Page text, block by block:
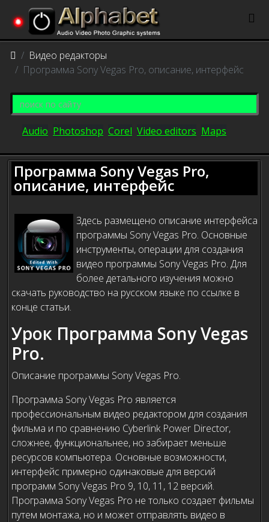
Видео редакторы
Программа Sony Vegas Pro, описание, интерфейс
Audio Photoshop Corel Video editors Maps
Программа Sony Vegas Pro,
описание, интерфейс
Здесь размещено описание интерфейса
программы Sony Vegas Pro. Основные
инструменты, операции для создания
видео программы Sony Vegas Pro. Для
более детального изучения можно
скачать руководство на русском языке по ссылке в
конце статьи.
Урок Программа Sony Vegas
Pro.
Описание программы Sony Vegas Pro.
Программа Sony Vegas Pro является
профессиональным видео редактором для создания
фильма и по сравнению Cyberlink Power Director,
сложнее, функциональнее, но забирает меньше
ресурсов компьютера. Основные возможности,
интерфейс примерно одинаковые для версий
программ Sony Vegas Pro 9, 10, 11, 12 версий.
Программа Sony Vegas Pro не только создает фильмы
путем монтажа, но и может отправлять видео в